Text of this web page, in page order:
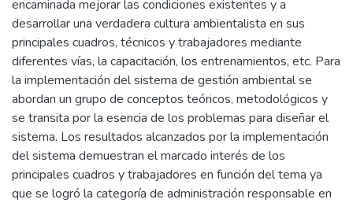
encaminada mejorar las condiciones existentes y a
desarrollar una verdadera cultura ambientalista en sus
principales cuadros, técnicos y trabajadores mediante
diferentes vías, la capacitación, los entrenamientos, etc. Para
la implementación del sistema de gestión ambiental se
abordan un grupo de conceptos teóricos, metodológicos y
se transita por la esencia de los problemas para diseñar el
sistema. Los resultados alcanzados por la implementación
del sistema demuestran el marcado interés de los
principales cuadros y trabajadores en función del tema ya
que se logró la categoría de administración responsable en